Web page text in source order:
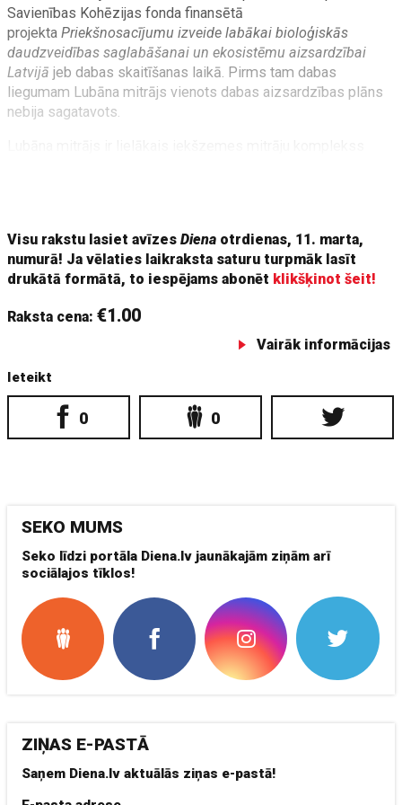
Savienības Kohēzijas fonda finansētā
projektaPriekšnosacījumu izveide labākai bioloģiskās
daudzveidības saglabāšanai un ekosistēmu aizsardzībai
Latvijā jeb dabas skaitīšanas laikā. Pirms tam dabas
liegumam Lubāna mitrājs vienots dabas aizsardzības plāns
nebija sagatavots.
Visu rakstu lasiet avīzesDiena otrdienas, 11. marta,
numurā! Ja vēlaties laikraksta saturu turpmāk lasīt
drukātā formātā, to iespējams abonēt klikšķinot šeit!
Raksta cena:€1.00
Vairāk informācijas
Ieteikt
0 0
SEKO MUMS
Seko līdzi portāla Diena.lv jaunākajām ziņām arī
sociālajos tīklos!
ZIŅAS E-PASTĀ
Saņem Diena.lv aktuālās ziņas e-pastā!